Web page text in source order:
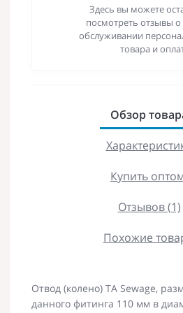
Здесь вы можете
посмотреть отзывы о
обслуживании
товара и
Обзор
Купить
Отзывов (1)
Похожие
Отвод (колено) TA Sewage,
данного фитинга 110 мм в